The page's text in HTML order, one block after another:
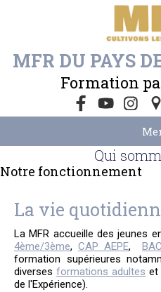
MFR DU PAYS
Formation
Qui
Notre fonctionnement
La vie
La MFR accueille des jeunes
4ème/3ème, CAP AEPE,
formation supérieures
diversesformations adultes et
de l'Expérience).